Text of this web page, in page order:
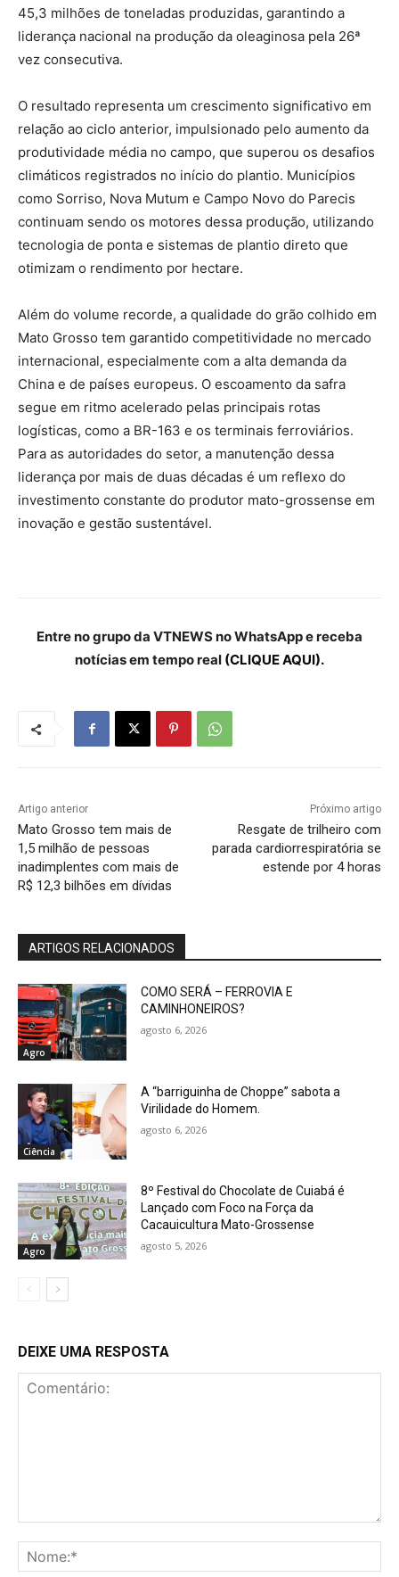
45,3 milhões de toneladas produzidas, garantindo a
liderança nacional na produção da oleaginosa pela 26ª
vez consecutiva.
O resultado representa um crescimento significativo em
relação ao ciclo anterior, impulsionado pelo aumento da
produtividade média no campo, que superou os desafios
climáticos registrados no início do plantio. Municípios
como Sorriso, Nova Mutum e Campo Novo do Parecis
continuam sendo os motores dessa produção, utilizando
tecnologia de ponta e sistemas de plantio direto que
otimizam o rendimento por hectare.
Além do volume recorde, a qualidade do grão colhido em
Mato Grosso tem garantido competitividade no mercado
internacional, especialmente com a alta demanda da
China e de países europeus. O escoamento da safra
segue em ritmo acelerado pelas principais rotas
logísticas, como a BR-163 e os terminais ferroviários.
Para as autoridades do setor, a manutenção dessa
liderança por mais de duas décadas é um reflexo do
investimento constante do produtor mato-grossense em
inovação e gestão sustentável.
Entre no grupo da VTNEWS no WhatsApp e receba
notícias em tempo real (CLIQUE AQUI).
Artigo anterior
Mato Grosso tem mais de
1,5 milhão de pessoas
inadimplentes com mais de
R$ 12,3 bilhões em dívidas
Próximo artigo
Resgate de trilheiro com
parada cardiorrespiratória se
estende por 4 horas
ARTIGOS RELACIONADOS
Agro
COMO SERÁ – FERROVIA E
CAMINHONEIROS?
agosto 6, 2026
Ciência
A “barriguinha de Choppe” sabota a
Virilidade do Homem.
agosto 6, 2026
Agro
8º Festival do Chocolate de Cuiabá é
Lançado com Foco na Força da
Cacauicultura Mato-Grossense
agosto 5, 2026
DEIXE UMA RESPOSTA